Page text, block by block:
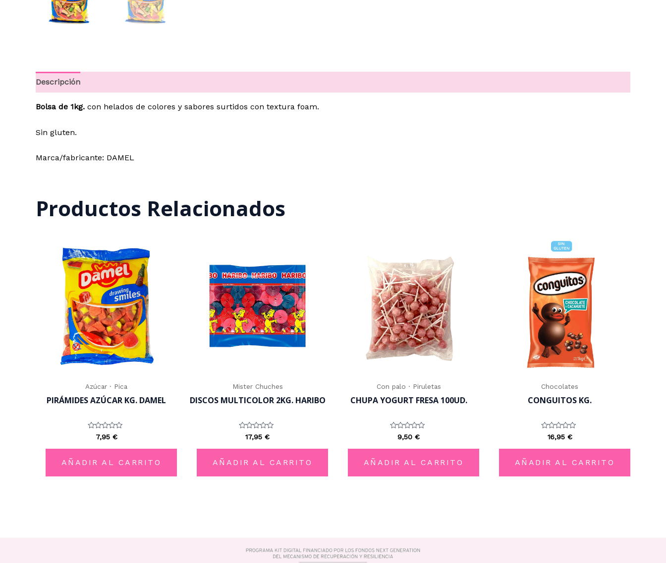
Descripción
Bolsa de 1kg. con helados de colores y sabores surtidos con textura foam.
Sin gluten.
Marca/fabricante: DAMEL
Productos Relacionados
Azúcar · Pica
PIRÁMIDES AZÚCAR KG. DAMEL
Valorado
con
0
5
7,95 €
AÑADIR AL CARRITO
Mister Chuches
DISCOS MULTICOLOR 2KG. HARIBO
Valorado
con
0
5
17,95 €
AÑADIR AL CARRITO
Con palo · Piruletas
CHUPA YOGURT FRESA 100UD.
Valorado
con
0
5
9,50 €
AÑADIR AL CARRITO
Chocolates
CONGUITOS KG.
Valorado
con
0
5
16,95 €
AÑADIR AL CARRITO